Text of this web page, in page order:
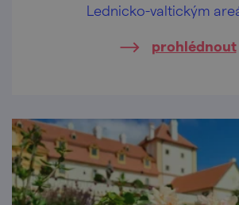
Lednicko-valtickým
prohlédnout